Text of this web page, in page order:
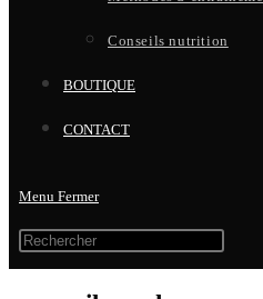
Conseils nutrition
BOUTIQUE
CONTACT
Menu Fermer